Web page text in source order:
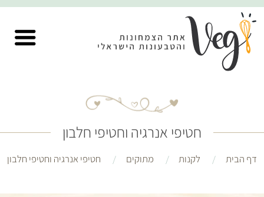
חטיפי אנרגיה וחטיפי חלבון
דף הבית לקנות מתוקים חטיפי אנרגיה וחטיפי חלבון